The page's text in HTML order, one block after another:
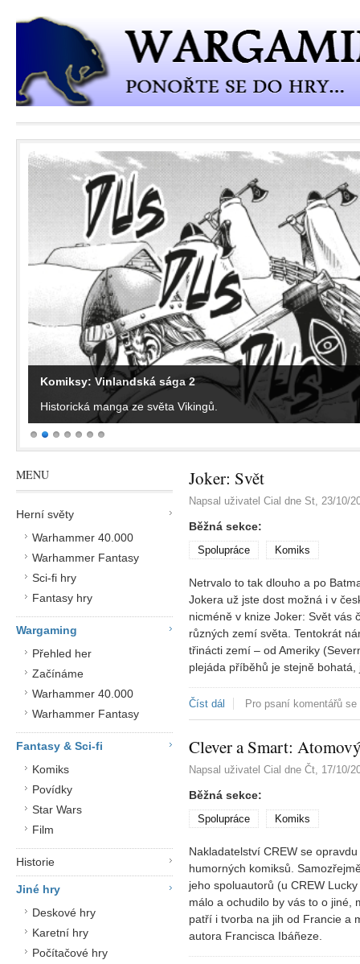
Komiksy: Vinlandská sága 2
Historická manga ze světa Vikingů.
Joker: Svět
Napsal uživatel Cial dne St, 23/10/
Běžná sekce:
Spolupráce Komiks
Netrvalo to tak dlouho a po
Jokera už jste dost možná i v
nicméně v knize Joker: Svět vás
různých zemí světa. Tentokrát
třinácti zemí – od Ameriky
plejáda příběhů je stejně
Číst dál Joker: Svět
Pro psaní komentářů se
Clever a Smart:
Napsal uživatel Cial dne Čt, 17/10/
Běžná sekce:
Spolupráce Komiks
Nakladatelství CREW se
humorných komiksů.
jeho spoluautorů (u CREW
málo a ochudilo by vás to o jiné,
patří i tvorba na jih od Francie a
autora Francisca Ibáñeze.
MENU
Herní světy
Warhammer 40.000
Warhammer Fantasy
Sci-fi hry
Fantasy hry
Wargaming
Přehled her
Začínáme
Warhammer 40.000
Warhammer Fantasy
Fantasy & Sci-fi
Komiks
Povídky
Star Wars
Film
Historie
Jiné hry
Deskové hry
Karetní hry
Počítačové hry